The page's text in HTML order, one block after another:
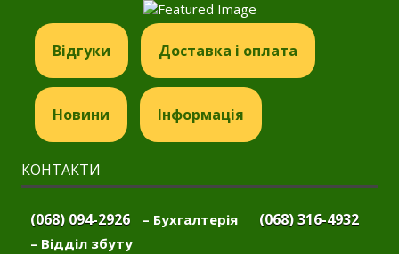
Відгуки Доставка і оплата
Новини Інформація
КОНТАКТИ
(068) 094-2926 – Бухгалтерія (068) 316-4932
– Відділ збуту